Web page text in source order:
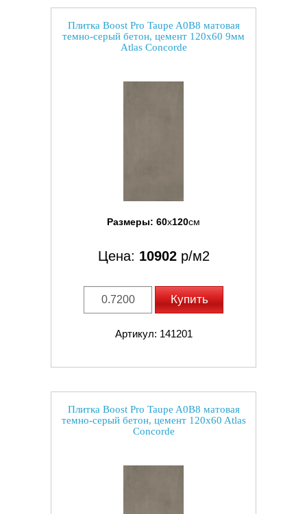
Плитка Boost Pro Taupe A0B8 матовая
темно-серый бетон, цемент 120x60 9мм
Atlas Concorde
Размеры: 60x120см
Цена: 10902р/м2
Купить
Артикул: 141201
Плитка Boost Pro Taupe A0B8 матовая
темно-серый бетон, цемент 120x60 Atlas
Concorde